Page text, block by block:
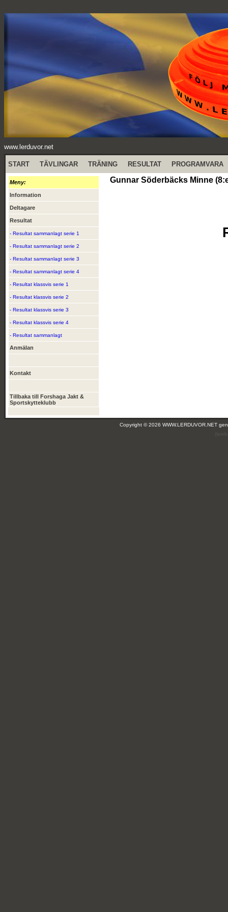
www.lerduvor.net
START TÄVLINGAR TRÄNING RESULTAT PROGRAMVARA
Meny:
Information
Deltagare
Resultat
- Resultat sammanlagt serie 1
- Resultat sammanlagt serie 2
- Resultat sammanlagt serie 3
- Resultat sammanlagt serie 4
- Resultat klassvis serie 1
- Resultat klassvis serie 2
- Resultat klassvis serie 3
- Resultat klassvis serie 4
- Resultat sammanlagt
Anmälan
Kontakt
Tillbaka till Forshaga Jakt &
Sportskytteklubb
Gunnar Söderbäcks Minne
Copyright © 2026 WWW.LERDUVOR.NET